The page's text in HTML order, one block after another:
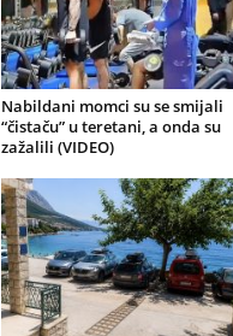
Nabildani momci su se smijali
“čistaču” u teretani, a onda su
zažalili (VIDEO)